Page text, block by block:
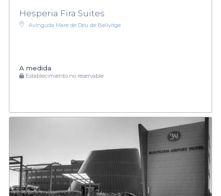
Hesperia Fira Suites
Avinguda Mare de Déu de Bellvitge
A medida
Establecimiento no reservable